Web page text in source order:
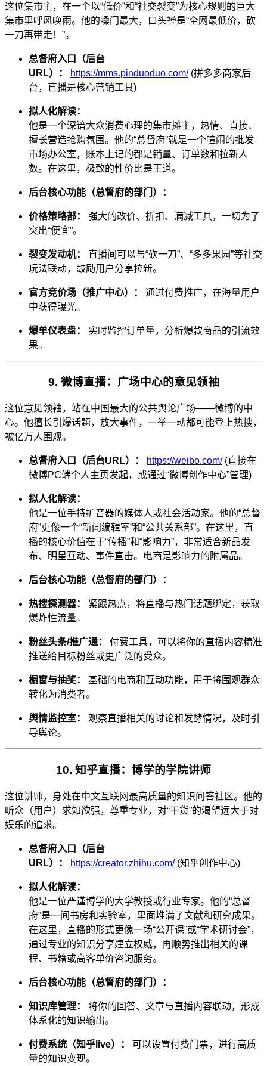
这位集市主，在一个以“低价”和“社交裂变”为核心规则的巨大
集市里呼风唤雨。他的嗓门最大，口头禅是“全网最低价，砍
一刀再带走！”。
总督府入口（后台
URL）：
https://mms.pinduoduo.com/(拼多多商家后
台，直播是核心营销工具)
拟人化解读：
他是一个深谙大众消费心理的集市摊主，热情、直接、
擅长营造抢购氛围。他的“总督府”就是一个喧闹的批发
市场办公室，账本上记的都是销量、订单数和拉新人
数。在这里，极致的性价比是王道。
后台核心功能（总督府的部门）：
价格策略部：
强大的改价、折扣、满减工具，一切为了
突出“便宜”。
裂变发动机：
直播间可以与“砍一刀”、“多多果园”等社交
玩法联动，鼓励用户分享拉新。
官方竞价场（推广中心）：
通过付费推广，在海量用户
中获得曝光。
爆单仪表盘：
实时监控订单量，分析爆款商品的引流效
果。
9. 微博直播：广场中心的意见领袖
这位意见领袖，站在中国最大的公共舆论广场——微博的中
心。他擅长引爆话题，放大事件，一举一动都可能登上热搜，
被亿万人围观。
总督府入口（后台URL）： https://weibo.com/(直接在
微博PC端个人主页发起，或通过“微博创作中心”管理)
拟人化解读：
他是一位手持扩音器的媒体人或社会活动家。他的“总督
府”更像一个“新闻编辑室”和“公共关系部”。在这里，直
播的核心价值在于“传播”和“影响力”，非常适合新品发
布、明星互动、事件直击。电商是影响力的附属品。
后台核心功能（总督府的部门）：
热搜探测器：
紧跟热点，将直播与热门话题绑定，获取
爆炸性流量。
粉丝头条/推广通：
付费工具，可以将你的直播内容精准
推送给目标粉丝或更广泛的受众。
橱窗与抽奖：
基础的电商和互动功能，用于将围观群众
转化为消费者。
舆情监控室：
观察直播相关的讨论和发酵情况，及时引
导舆论。
10. 知乎直播：博学的学院讲师
这位讲师，身处在中文互联网最高质量的知识问答社区。他的
听众（用户）求知欲强，尊重专业，对“干货”的渴望远大于对
娱乐的追求。
总督府入口（后台
URL）：
https://creator.zhihu.com/(知乎创作中心)
拟人化解读：
他是一位严谨博学的大学教授或行业专家。他的“总督
府”是一间书房和实验室，里面堆满了文献和研究成果。
在这里，直播的形式更像一场“公开课”或“学术研讨会”，
通过专业的知识分享建立权威，再顺势推出相关的课
程、书籍或高客单价咨询服务。
后台核心功能（总督府的部门）：
知识库管理：
将你的回答、文章与直播内容联动，形成
体系化的知识输出。
付费系统（知乎live）：
可以设置付费门票，进行高质
量的知识变现。